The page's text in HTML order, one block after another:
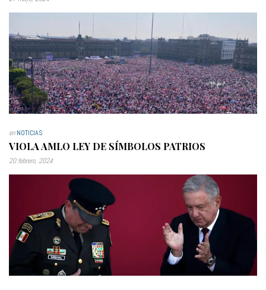
VIOLA AMLO LEY DE SÍMBOLOS PATRIOS
20 febrero, 2024